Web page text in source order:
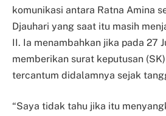
komunikasi antara Ratna Amina
Djauhari yang saat itu masih
II. Ia menambahkan jika pada 27
memberikan surat keputusan
tercantum didalamnya sejak
“Saya tidak tahu jika itu